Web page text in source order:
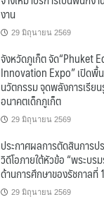
งาน
29 มิถุนายน 2569
จังหวัดภูเก็ต จัด“Phuket
Innovation Expo” เปิดพื้
นวัตกรรม จุดพลังการเรีย
อนาคตเด็กภูเก็ต
29 มิถุนายน 2569
ประกาศผลการตัดสินการป
วิดีโอภายใต้หัวข้อ “พระบร
ด้านการศึกษาของรัชกาลที่
29 มิถุนายน 2569